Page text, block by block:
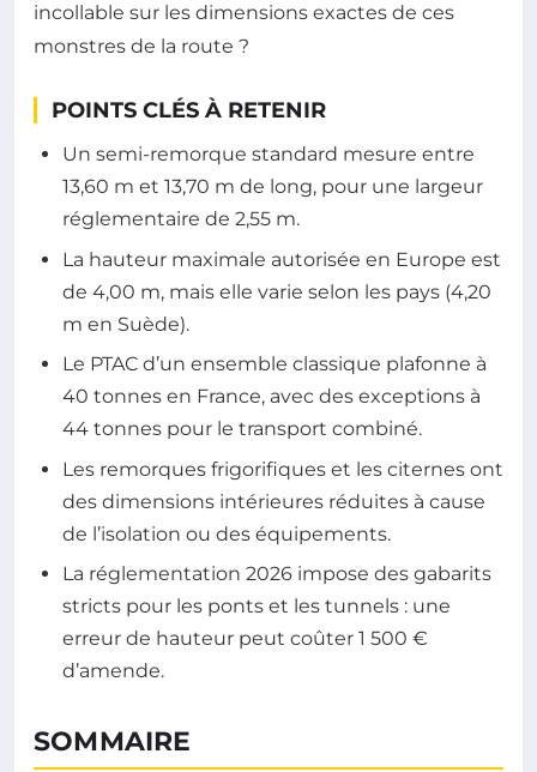
incollable sur les dimensions exactes de ces
monstres de la route ?
POINTS CLÉS À RETENIR
Un semi-remorque standard mesure entre
13,60 m et 13,70 m de long, pour une largeur
réglementaire de 2,55 m.
La hauteur maximale autorisée en Europe est
de 4,00 m, mais elle varie selon les pays (4,20
m en Suède).
Le PTAC d’un ensemble classique plafonne à
40 tonnes en France, avec des exceptions à
44 tonnes pour le transport combiné.
Les remorques frigorifiques et les citernes ont
des dimensions intérieures réduites à cause
de l’isolation ou des équipements.
La réglementation 2026 impose des gabarits
stricts pour les ponts et les tunnels : une
erreur de hauteur peut coûter 1 500 €
d’amende.
SOMMAIRE